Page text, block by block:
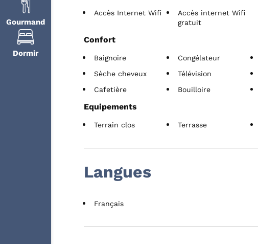
Gourmand
Dormir
Accès Internet Wifi
Accès internet Wifi
gratuit
Confort
Baignoire Congélateur
Sèche cheveux
Télévision
Cafetière
Bouilloire
Equipements
Terrain clos Terrasse
Langues
Français